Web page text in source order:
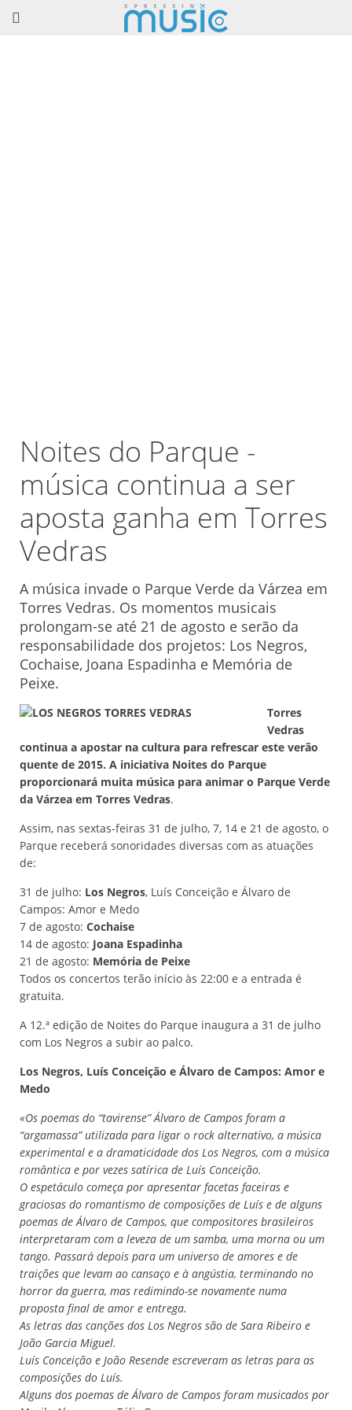
Noites do Parque -
música continua a ser
aposta ganha em Torres
Vedras
A música invade o Parque Verde da Várzea em
Torres Vedras. Os momentos musicais
prolongam-se até 21 de agosto e serão da
responsabilidade dos projetos: Los Negros,
Cochaise, Joana Espadinha e Memória de
Peixe.
Torres
Vedras
continua a apostar na cultura para refrescar este verão
quente de 2015. A iniciativa Noites do Parque
proporcionará muita música para animar o Parque Verde
da Várzea em Torres Vedras.
Assim, nas sextas-feiras 31 de julho, 7, 14 e 21 de agosto, o
Parque receberá sonoridades diversas com as atuações
de:
31 de julho: Los Negros, Luís Conceição e Álvaro de
Campos: Amor e Medo
7 de agosto: Cochaise
14 de agosto: Joana Espadinha
21 de agosto: Memória de Peixe
Todos os concertos terão início às 22:00 e a entrada é
gratuita.
A 12.ª edição de Noites do Parque inaugura a 31 de julho
com Los Negros a subir ao palco.
Los Negros, Luís Conceição e Álvaro de Campos: Amor e
Medo
«Os poemas do “tavirense” Álvaro de Campos foram a
“argamassa” utilizada para ligar o rock alternativo, a música
experimental e a dramaticidade dos Los Negros, com a música
romântica e por vezes satírica de Luís Conceição.
O espetáculo começa por apresentar facetas faceiras e
graciosas do romantismo de composições de Luís e de alguns
poemas de Álvaro de Campos, que compositores brasileiros
interpretaram com a leveza de um samba, uma morna ou um
tango. Passará depois para um universo de amores e de
traições que levam ao cansaço e à angústia, terminando no
horror da guerra, mas redimindo-se novamente numa
proposta final de amor e entrega.
As letras das canções dos Los Negros são de Sara Ribeiro e
João Garcia Miguel.
Luís Conceição e João Resende escreveram as letras para as
composições do Luís.
Alguns dos poemas de Álvaro de Campos foram musicados por